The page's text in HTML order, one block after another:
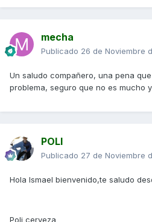
mecha
Publicado 26 de Noviembre
Un saludo compañero, una pena
problema, seguro que no es mucho
POLI
Publicado 27 de Noviembre
Hola Ismael bienvenido,te saludo
Poli cerveza_